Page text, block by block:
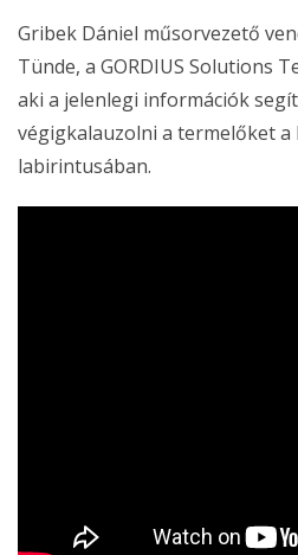
Gribek Dániel műsorvezető
Tünde, a GORDIUS Solutions
aki a jelenlegi információk
végigkalauzolni a termelőket
labirintusában.